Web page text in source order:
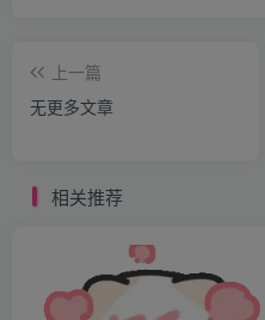
儿，臀峰处已经破皮，鲜血
师，第一双丝袜臀尖部位已
就完成了！”说罢继续狠狠的
力，25板子过后整个大屁股
大屁股，皮开肉绽，止不住
上一篇
无更多文章
相关推荐